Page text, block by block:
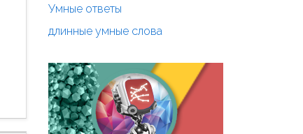
Умные ответы
длинные умные слова